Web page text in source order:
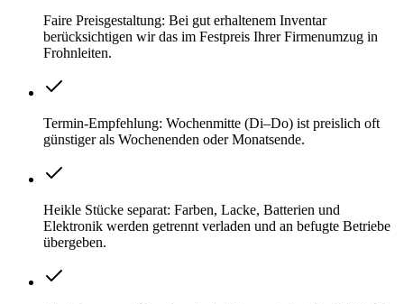
Faire Preisgestaltung: Bei gut erhaltenem Inventar
berücksichtigen wir das im Festpreis Ihrer Firmenumzug in
Frohnleiten.
Termin-Empfehlung: Wochenmitte (Di–Do) ist preislich oft
günstiger als Wochenenden oder Monatsende.
Heikle Stücke separat: Farben, Lacke, Batterien und
Elektronik werden getrennt verladen und an befugte Betriebe
übergeben.